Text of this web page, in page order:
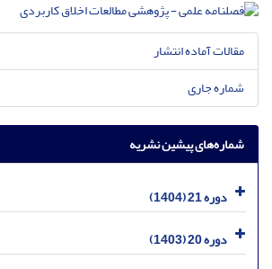
مقالات آماده انتشار
شماره جاری
شماره‌های پیشین نشریه
دوره 21 (1404)
دوره 20 (1403)